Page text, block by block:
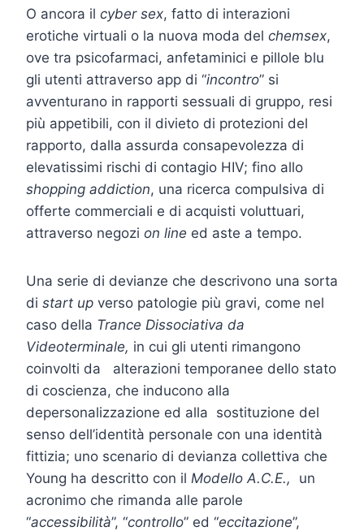
O ancora il cyber sex, fatto di interazioni
erotiche virtuali o la nuova moda del chemsex,
ove tra psicofarmaci, anfetaminici e pillole blu
gli utenti attraverso app di “incontro” si
avventurano in rapporti sessuali di gruppo, resi
più appetibili, con il divieto di protezioni del
rapporto, dalla assurda consapevolezza di
elevatissimi rischi di contagio HIV; fino allo
shopping addiction, una ricerca compulsiva di
offerte commerciali e di acquisti voluttuari,
attraverso negozi on line ed aste a tempo.
Una serie di devianze che descrivono una sorta
di start up verso patologie più gravi, come nel
caso della Trance Dissociativa da
Videoterminale, in cui gli utenti rimangono
coinvolti da alterazioni temporanee dello stato
di coscienza, che inducono alla
depersonalizzazione ed alla sostituzione del
senso dell’identità personale con una identità
fittizia; uno scenario di devianza collettiva che
Young ha descritto con il Modello A.C.E.,
un
acronimo che rimanda alle parole
“accessibilità”, “controllo” ed “eccitazione”,